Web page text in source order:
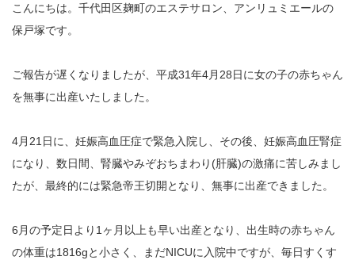
こんにちは。千代田区麹町のエステサロン、アンリュミエールの
保戸塚です。
ご報告が遅くなりましたが、平成31年4月 28日に女の子の赤ちゃん
を無事に出産いたしました。
4月21日に、妊娠高血圧症で緊急入院し、その後、妊娠高血圧腎症
になり、数日間、腎臓やみぞおちまわり(肝臓)の激痛に苦しみまし
たが、最終的には緊急帝王切開となり、無事に出産できました。
6 月の予定日より 1 ヶ月以上も早い出産となり、出生時の赤ちゃん
の体重は1816gと小さく、まだNICUに入院中ですが、毎日すくす